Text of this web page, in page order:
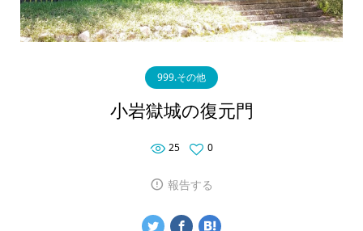
999.その他
小岩獄城の復元門
25 0
報告する